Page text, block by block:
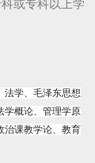
法学、毛泽东思想
学概论、管理学原
治课教学论、教育